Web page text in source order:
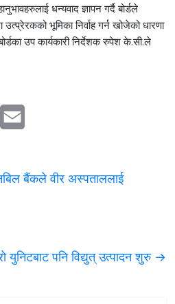
धन्यवाद ज्ञापन गर्दै बोर्डले
उत्प्रेरकको भूमिका निर्वाह गर्न खोजेको धारणा
उप कार्यकारी निर्देशक रुपेश के.सी.ले
बैंकले वीर अस्पताललाई
युनिटबाट पनि विद्युत् उत्पादन शुरु →